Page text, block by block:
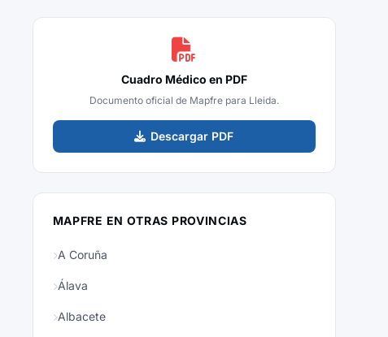
Cuadro Médico en PDF
Documento oficial de Mapfre para Lleida.
Descargar PDF
MAPFRE EN OTRAS PROVINCIAS
A Coruña
Álava
Albacete